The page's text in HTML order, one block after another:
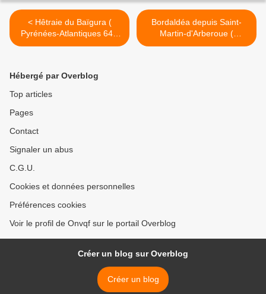
< Hêtraie du Baïgura (
Pyrénées-Atlantiques 64 )
AA
Bordaldéa depuis Saint-
Martin-d'Arberoue (
Pyrénées-Atlantiques 64 )
Hébergé par Overblog
Top articles
Pages
Contact
Signaler un abus
C.G.U.
Cookies et données personnelles
Préférences cookies
Voir le profil de Onvqf sur le portail Overblog
Créer un blog sur Overblog
Créer un blog